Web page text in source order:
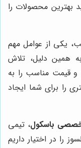
بهترین محصولات را
یکی از عوامل مهم
همین دلیل، تلاش
و قیمت مناسب را به
را برای شما ایجاد
باسکول، تیمی
را در اختیار داریم